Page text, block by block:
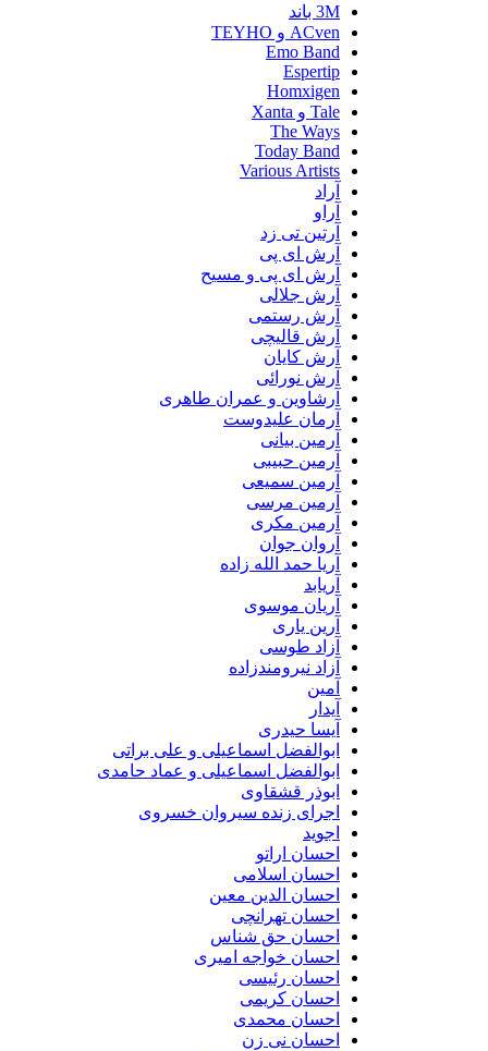
3M باند
ACven و TEYHO
Emo Band
Espertip
Homxigen
Tale و Xanta
The Ways
Today Band
Various Artists
آراد
آراو
آرتین تی زد
آرش ای پی
آرش ای پی و مسیح
آرش جلالی
آرش رستمی
آرش قالیچی
آرش کایان
آرش نورائی
آرشاوین و عمران طاهری
آرمان علیدوست
آرمین بیانی
آرمین حبیبی
آرمین سمیعی
آرمین مرسی
آرمین مکری
آروان جوان
آریا حمد الله زاده
آریابد
آریان موسوی
آرین یاری
آزاد طوسی
آزاد نیرومندزاده
آمین
آیدار
آیسا حیدری
ابوالفضل اسماعیلی و علی براتی
ابوالفضل اسماعیلی و عماد حامدی
ابوذر قشقاوی
اجرای زنده سیروان خسروی
اجوید
احسان اراتو
احسان اسلامی
احسان الدین معین
احسان تهرانچی
احسان حق شناس
احسان خواجه امیری
احسان رئیسی
احسان کریمی
احسان محمدی
احسان نی زن